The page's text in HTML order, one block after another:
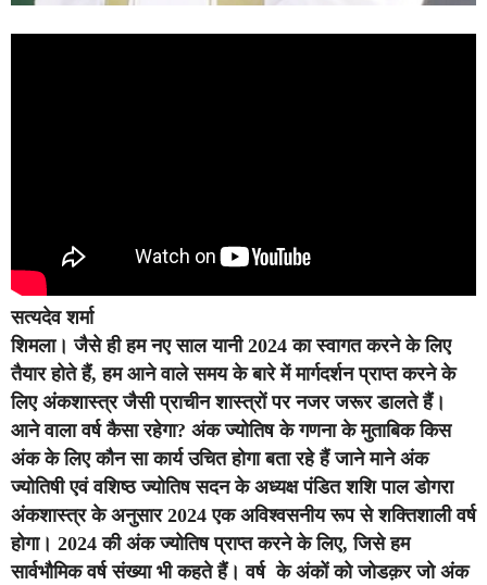
सत्यदेव शर्मा
शिमला। जैसे ही हम नए साल यानी 2024 का स्वागत करने के लिए
तैयार होते हैं, हम आने वाले समय के बारे में मार्गदर्शन प्राप्त करने के
लिए अंकशास्त्र जैसी प्राचीन शास्त्रों पर नजर जरूर डालते हैं।
आने वाला वर्ष कैसा रहेगा? अंक ज्योतिष के गणना के मुताबिक किस
अंक के लिए कौन सा कार्य उचित होगा बता रहे हैं जाने माने अंक
ज्योतिषी एवं वशिष्ठ ज्योतिष सदन के अध्यक्ष पंडित शशि पाल डोगरा
अंकशास्त्र के अनुसार 2024 एक अविश्वसनीय रूप से शक्तिशाली वर्ष
होगा। 2024 की अंक ज्योतिष प्राप्त करने के लिए, जिसे हम
सार्वभौमिक वर्ष संख्या भी कहते हैं। वर्ष के अंकों को जोडक़र जो अंक